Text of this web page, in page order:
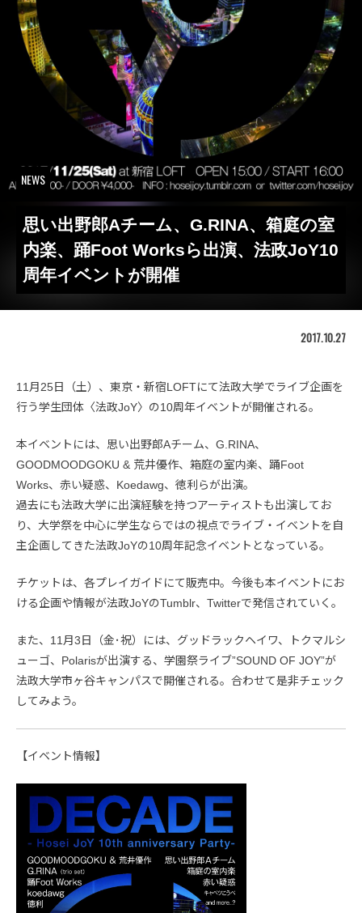
NEWS
思い出野郎Aチーム、G.RINA、箱庭の室
内楽、踊Foot Worksら出演、法政JoY10
周年イベントが開催
2017.10.27
11月25日（土）、東京・新宿LOFTにて法政大学でライブ企画を
行う学生団体〈法政JoY〉の10周年イベントが開催される。
本イベントには、思い出野郎Aチーム、G.RINA、
GOODMOODGOKU & 荒井優作、箱庭の室内楽、踊Foot
Works、赤い疑惑、Koedawg、徳利らが出演。
過去にも法政大学に出演経験を持つアーティストも出演してお
り、大学祭を中心に学生ならではの視点でライブ・イベントを自
主企画してきた法政JoYの10周年記念イベントとなっている。
チケットは、各プレイガイドにて販売中。今後も本イベントにお
ける企画や情報が法政JoYのTumblr、Twitterで発信されていく。
また、11月3日（金･祝）には、グッドラックヘイワ、トクマルシ
ューゴ、Polarisが出演する、学園祭ライブ”SOUND OF JOY”が
法政大学市ヶ谷キャンパスで開催される。合わせて是非チェック
してみよう。
【イベント情報】